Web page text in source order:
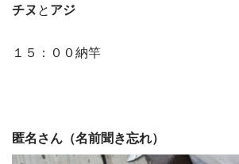
チヌ と アジ
１５：００納竿
匿名さん（名前聞き忘れ）